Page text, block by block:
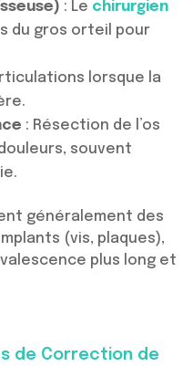
: Le chirurgien
du gros orteil pour
lorsque la
: Résection de l’os
souvent
généralement des
(vis, plaques),
plus long et
de Correction de